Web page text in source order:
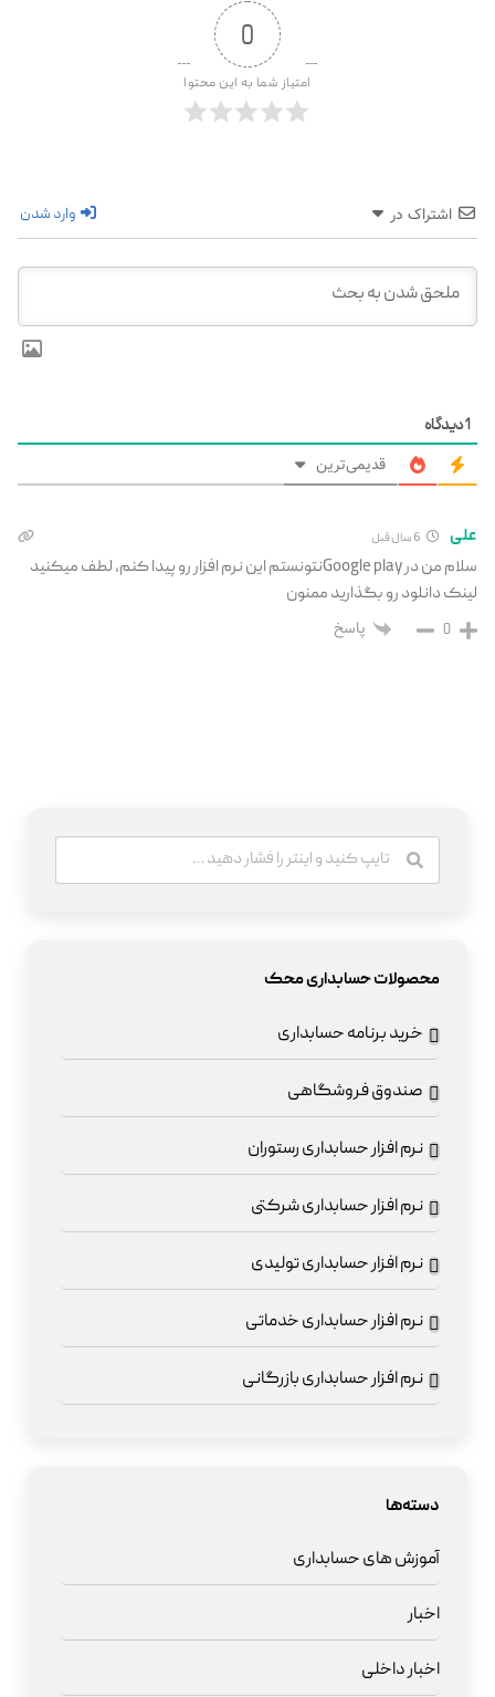
0
امتیاز شما به این محتوا
اشتراک در وارد شدن
1دیدگاه
قدیمی‌ترین
علی
سلام من در Google playنتونستم این نرم افزار رو پیدا کنم، لطف میکنید
لینک دانلود رو بگذارید ممنون
0 پاسخ
محصولات حسابداری محک
خرید برنامه حسابداری
صندوق فروشگاهی
نرم افزار حسابداری رستوران
نرم افزار حسابداری شرکتی
نرم افزار حسابداری تولیدی
نرم افزار حسابداری خدماتی
نرم افزار حسابداری بازرگانی
دسته‌ها
آموزش های حسابداری
اخبار
اخبار داخلی